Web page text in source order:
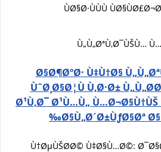
ÙØ§Ø·ÙÙÙ
Ù„Ù„ØªÙ‚Ø¯ÙŠÙ…
Ø§Ø¶ØºØ· Ù‡Ù†Ø§
ÙˆØ¸Ø§Ø¦Ù Ù‚Ø·Ø±
Ø¹Ù‚Ø¯ Ø¹Ù…Ù„
Ø§Ù„Ø´Ø±ÙƒØ§Øª
Ù†ØµÙŠØ­Ø© Ù‡Ø§Ù…Ø©: